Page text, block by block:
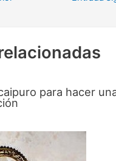
para hacer